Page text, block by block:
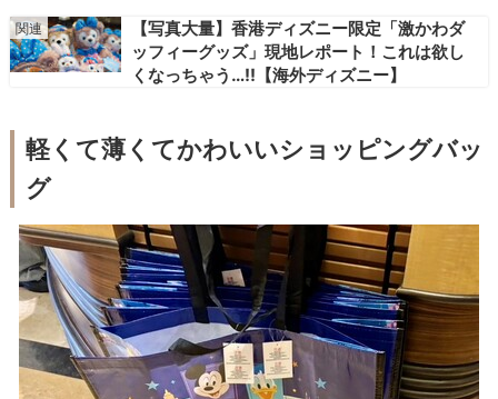
【写真大量】香港ディズニー限定「激かわダ
ッフィーグッズ」現地レポート！これは欲し
くなっちゃう…!!【海外ディズニー】
軽くて薄くてかわいいショッピングバッ
グ